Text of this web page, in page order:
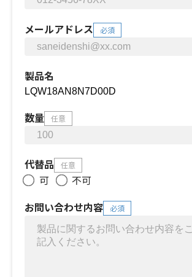
メールアドレス 必須
製品名
数量 任意
代替品 任意
可
不可
お問い合わせ内容
必須